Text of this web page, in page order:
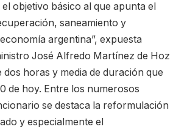
objetivo básico al que apunta el
saneamiento y
argentina”, expuesta
José Alfredo Martínez de Hoz
dos horas y media de duración que
de hoy. Entre los numerosos
se destaca la reformulación
y especialmente el